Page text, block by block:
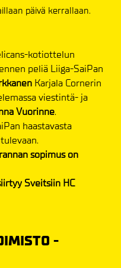
päivä kerrallaan.
kotiottelun
peliä Liiga-SaiPan
Karjala Cornerin
viestintä- ja
Vuorinne.
haastavasta
sopimus on
Sveitsiin HC
-